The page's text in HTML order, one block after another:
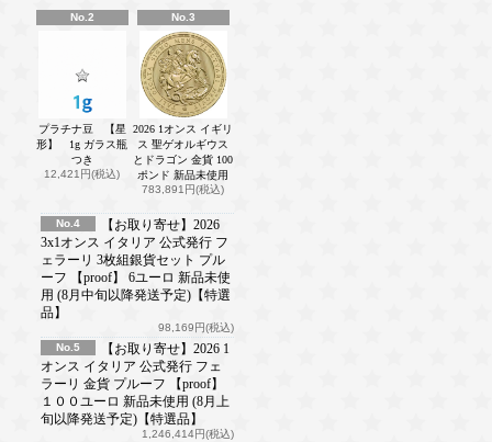
No.2
プラチナ豆 【星
形】 1g ガラス瓶
つき
12,421円(税込)
No.3
2026 1オンス イギリ
ス 聖ゲオルギウス
とドラゴン 金貨 100
ポンド 新品未使用
783,891円(税込)
No.4
【お取り寄せ】2026
3x1オンス イタリア 公式発行 フ
ェラーリ 3枚組銀貨セット プル
ーフ 【proof】 6ユーロ 新品未使
用 (8月中旬以降発送予定)【特選
品】
98,169円(税込)
No.5
【お取り寄せ】2026 1
オンス イタリア 公式発行 フェ
ラーリ 金貨 プルーフ 【proof】
１００ユーロ 新品未使用 (8月上
旬以降発送予定)【特選品】
1,246,414円(税込)